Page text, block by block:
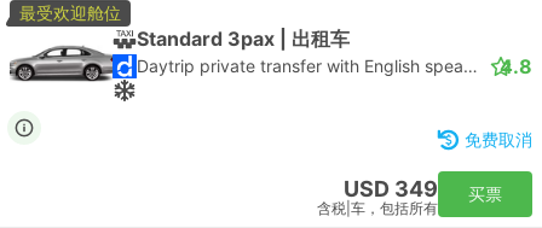
最受欢迎舱位
Standard 3pax | 出租车
Daytrip private transfer with English speaking driver 4.8
免费取消
USD 349
含税 车，包括所有
买票